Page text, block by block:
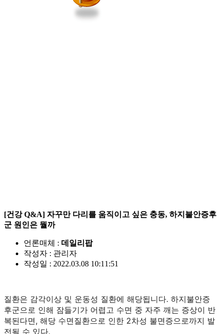
[건강 Q&A] 자꾸만 다리를 움직이고 싶은 충동, 하지불안증후
군 원인은 뭘까
언론매체 : 데일리팝
작성자 : 관리자
작성일 : 2022.03.08 10:11:51
질환은 감각이상 및 운동성 질환에 해당됩니다. 하지불안증
후군으로 인해 잠들기가 어렵고 수면 중 자주 깨는 증상이 반
복된다면, 해당 수면질환으로 인한 2차성 불면증으로까지 발
전될 수 있다.